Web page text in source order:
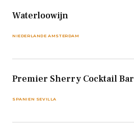
Waterloowijn
NIEDERLANDE AMSTERDAM
Premier Sherry Cocktail Bar
SPANIEN SEVILLA